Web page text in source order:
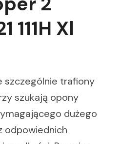
111H Xl
szczególnie trafiony
szukają opony
dużego
odpowiednich